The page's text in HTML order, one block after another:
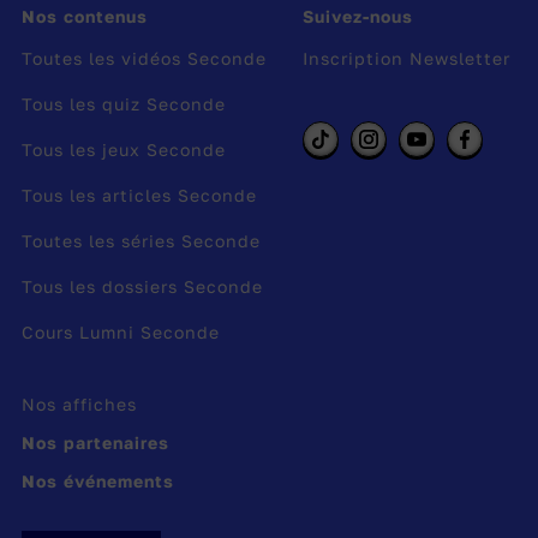
Géographie, le Français, ou l’Enseignement
Moral et Civique. Tu dois également 3
spécialités
parmi une liste de 13. Dans la voie
techno, tu devras également choisir des
spécialités, mais elles dépendront du tronc
commun que tu as choisi parmi les 8 séries
Agronomie: STAV
Santé et Social : ST2S
Industrie et Développement Durable
Hôtellerie et Restauration
Nos contenus
Toutes les vidéos Seconde
Tous les quiz Seconde
Tous les jeux Seconde
Tous les articles Seconde
Toutes les séries Seconde
Tous les dossiers Seconde
Cours Lumni Seconde
Suivez-nous
Inscription Newsletter
Nos affiches
Nos partenaires
Nos événements